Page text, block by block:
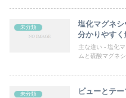
未分類
塩化マグネ
分かりやすく
主な違い - 塩化
ムと硫酸マグネ
未分類 ビューとテ